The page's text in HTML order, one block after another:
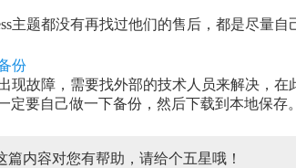
主题都没有再找过他们的售后，都是尽量自
份
现故障，需要找外部的技术人员来解决，
要自己做一下备份，然后下载到本地保存。
篇内容对您有帮助，请给个五星哦！